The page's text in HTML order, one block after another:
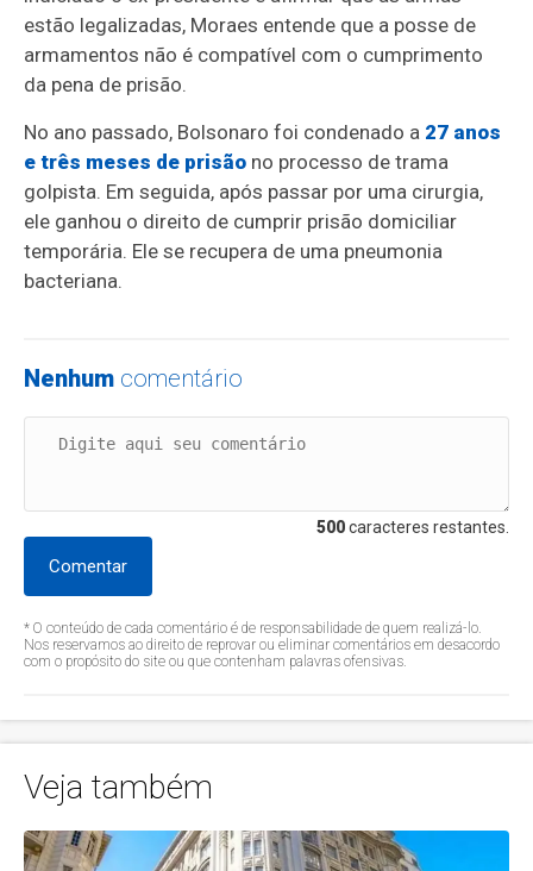
estão legalizadas, Moraes entende que a posse de
armamentos não é compatível com o cumprimento
da pena de prisão.
No ano passado, Bolsonaro foi condenado a 27 anos
e três meses de prisão no processo de trama
golpista. Em seguida, após passar por uma cirurgia,
ele ganhou o direito de cumprir prisão domiciliar
temporária. Ele se recupera de uma pneumonia
bacteriana.
Nenhum comentário
500caracteres restantes.
Comentar
* O conteúdo de cada comentário é de responsabilidade de quem realizá-lo.
Nos reservamos ao direito de reprovar ou eliminar comentários em desacordo
com o propósito do site ou que contenham palavras ofensivas.
Veja também